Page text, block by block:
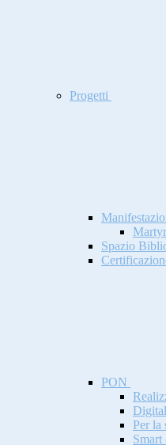
Progetti
Spazio
PON
Per la
Smart